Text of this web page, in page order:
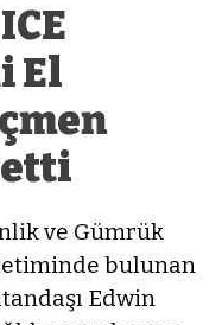
El
ve Gümrük
bulunan
Edwin